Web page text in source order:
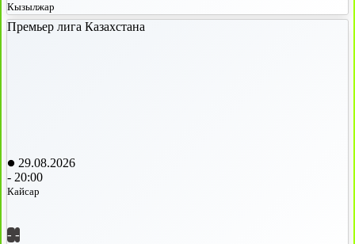
Кызылжар
Премьер лига Казахстана
29.08.2026
- 20:00
Кайсар
- -